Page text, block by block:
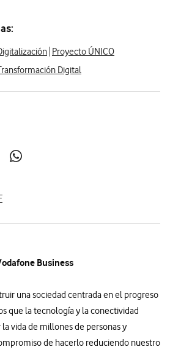
Proyecto ÚNICO
Digital
en mail
compartir en linkedin
para compartir en twitter
ventana para compartir en facebook
Abrir ventana para compartir en
Business
una sociedad centrada en el progreso
que la tecnología y la conectividad
vida de millones de personas y
de hacerlo reduciendo nuestro